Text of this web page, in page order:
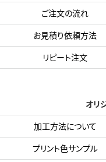
ご注文の流れ
お見積り依頼方法
リピート注文
オリ
加工方法について
プリント色サンプル